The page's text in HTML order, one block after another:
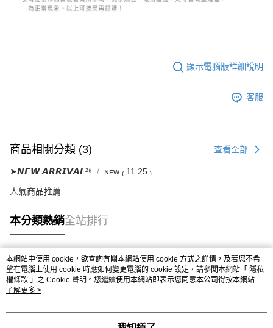
顯示電腦版詳細說明
客服
商品相關分類 (3) 查看全部
➤𝙉𝙀𝙒 𝘼𝙍𝙍𝙄𝙑𝘼𝙇²⁵ ɴᴇᴡ ₍ 11.25 ₎
人氣商品推薦
本分類熱銷全站排行
熱門標籤
本網站中使用 cookie，欲查詢有關本網站使用 cookie 方式之詳情，及若您不希
望在電腦上使用 cookie 時應如何變更電腦的 cookie 設定，請參閱本網站「 隱私
權條款 」之 Cookie 聲明。您繼續使用本網站即表示您同意本公司得按本網站使
用條款之 Cookie 聲明使用 cookie。
了解更多 >